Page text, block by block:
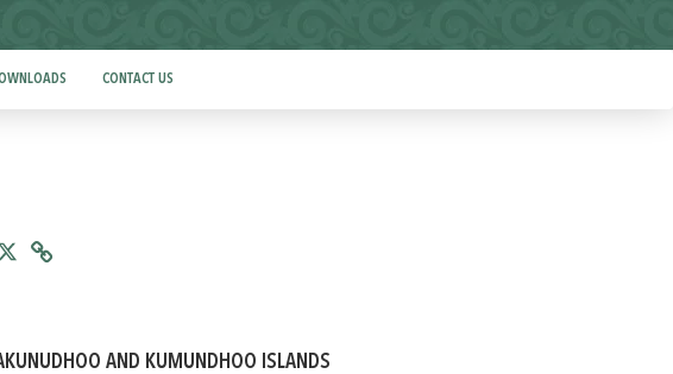
CONTACT US
AND KUMUNDHOO ISLANDS